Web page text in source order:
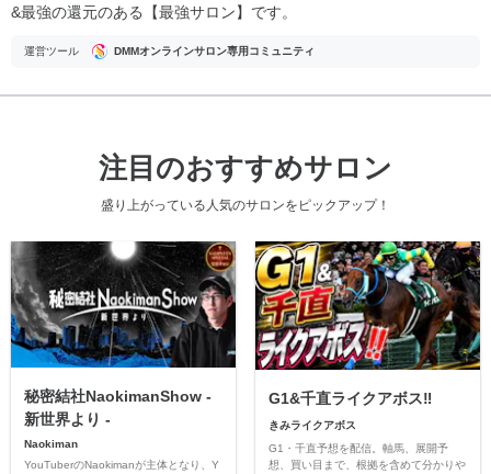
&最強の還元のある【最強サロン】です。
運営ツール DMMオンラインサロン専用コミュニティ
注目のおすすめサロン
盛り上がっている人気のサロンをピックアップ！
秘密結社NaokimanShow -
新世界より -
Naokiman
YouTuberのNaokimanが主体となり、Y
G1&千直ライクアボス‼️
きみライクアボス
G1・千直予想を配信。軸馬、展開予
想、買い目まで、根拠を含めて分かりや